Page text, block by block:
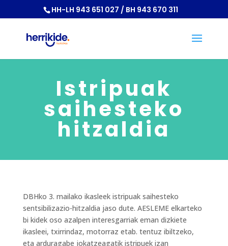
HH-LH 943 651 027 / BH 943 670 311
Istripuak
saihesteko
hitzaldia
DBHko 3. mailako ikasleek istripuak saihesteko
sentsibilizazio-hitzaldia jaso dute. AESLEME elkarteko
bi kidek oso azalpen interesgarriak eman dizkiete
ikasleei, txirrindaz, motorraz etab. tentuz ibiltzeko,
eta arduragabe jokatzeagatik istripuek izan